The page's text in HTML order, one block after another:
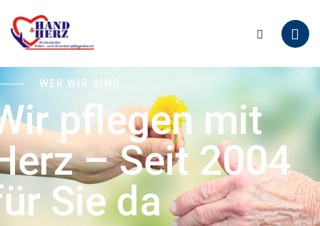
WER WIR SIND
pflegen mit
– Seit 2004
Sie da